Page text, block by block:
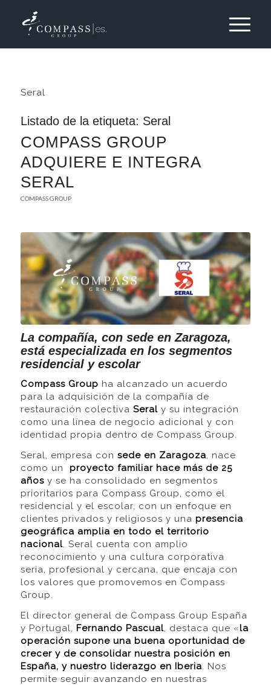
Seral
Listado de la etiqueta: Seral
COMPASS GROUP
ADQUIERE E INTEGRA
SERAL
COMPASS GROUP
La compañía, con sede en Zaragoza,
está especializada en los segmentos
residencial y escolar
Compass Group ha alcanzado un acuerdo
para la adquisición de la compañía de
restauración colectiva Seral y su integración
como una línea de negocio adicional y con
identidad propia dentro de Compass Group.
Seral, empresa con sede en Zaragoza, nace
como un proyecto familiar hace más de 25
añosy se ha consolidado en segmentos
prioritarios para Compass Group, como el
residencial y el escolar, con un enfoque en
clientes privados y religiosos y una presencia
geográfica amplia en todo el territorio
nacional. Seral cuenta con amplio
reconocimiento y una cultura corporativa
seria, profesional y cercana, que encaja con
los valores que promovemos en Compass
Group.
El director general de Compass Group España
y Portugal, Fernando Pascual, destaca que «la
operación supone una buena oportunidad de
crecer y de consolidar nuestra posición en
España, y nuestro liderazgo en Iberia. Nos
permite seguir avanzando en nuestras